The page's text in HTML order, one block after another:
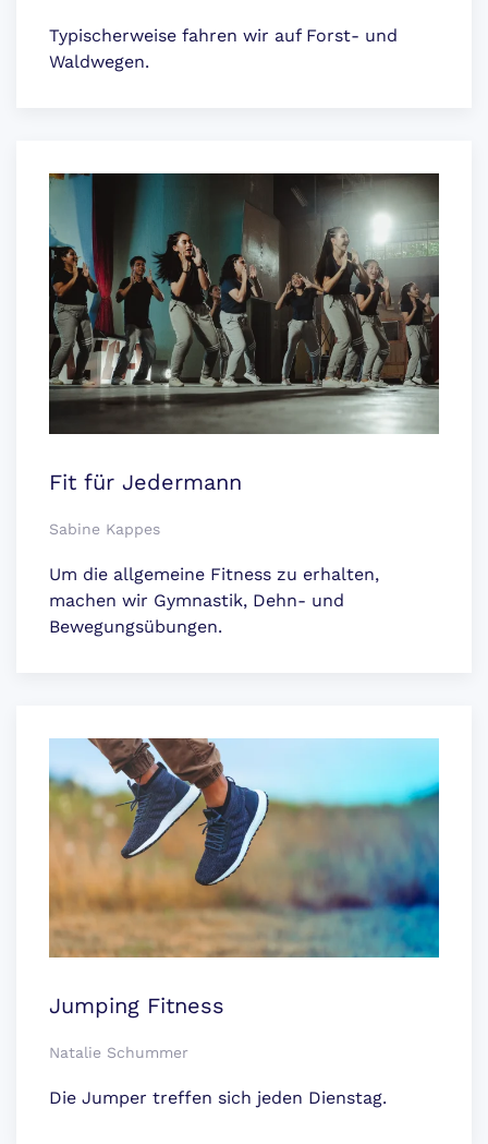
Typischerweise fahren wir auf Forst- und
Waldwegen.
Fit für Jedermann
Sabine Kappes
Um die allgemeine Fitness zu erhalten,
machen wir Gymnastik, Dehn- und
Bewegungsübungen.
Jumping Fitness
Natalie Schummer
Die Jumper treffen sich jeden Dienstag.